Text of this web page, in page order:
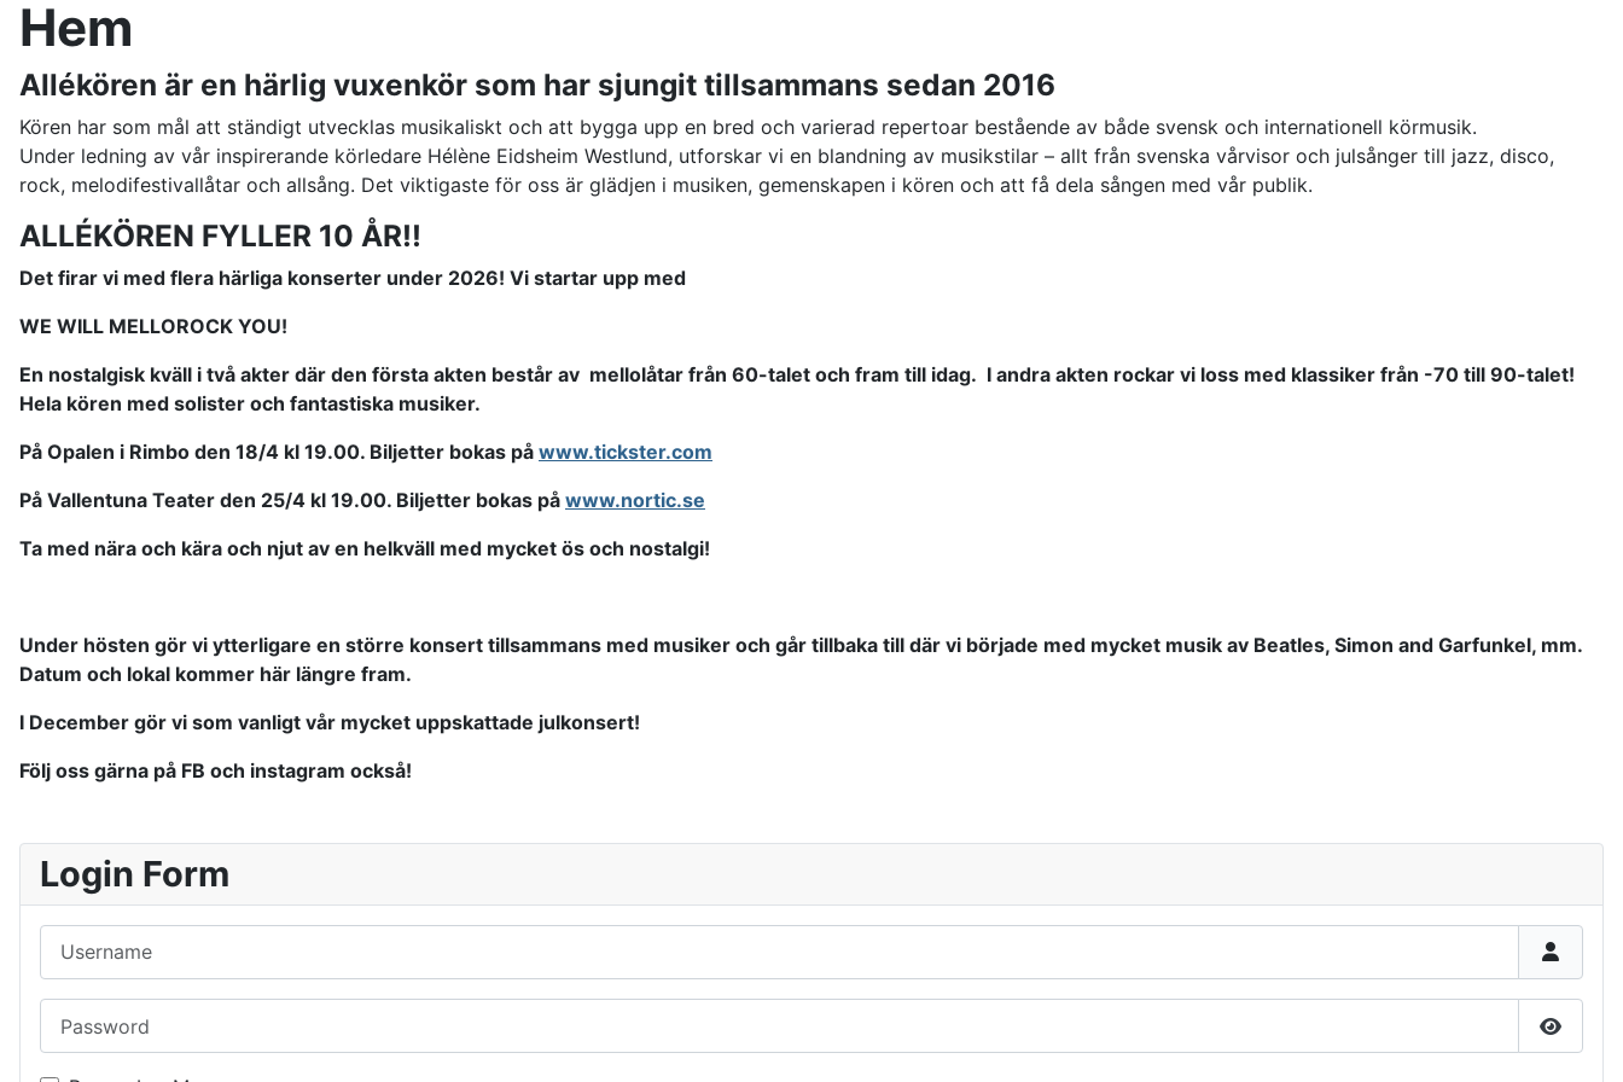
Hem
Allékören är en härlig vuxenkör som har sjungit tillsammans sedan 2016
Kören har som mål att ständigt utvecklas musikaliskt och att bygga upp en bred och varierad repertoar bestående av både svensk och internationell körmusik.
Under ledning av vår inspirerande körledare Hélène Eidsheim Westlund, utforskar vi en blandning av musikstilar – allt från svenska vårvisor och julsånger till jazz, disco,
rock, melodifestivallåtar och allsång. Det viktigaste för oss är glädjen i musiken, gemenskapen i kören och att få dela sången med vår publik.
ALLÉKÖREN FYLLER 10 ÅR!!
Det firar vi med flera härliga konserter under 2026! Vi startar upp med
WE WILL MELLOROCK YOU!
En nostalgisk kväll i två akter där den första akten består av mellolåtar från 60-talet och fram till idag. I andra akten rockar vi loss med klassiker från -70 till 90-talet!
Hela kören med solister och fantastiska musiker.
På Opalen i Rimbo den 18/4 kl 19.00. Biljetter bokas på www.tickster.com
På Vallentuna Teater den 25/4 kl 19.00. Biljetter bokas på www.nortic.se
Ta med nära och kära och njut av en helkväll med mycket ös och nostalgi!
Under hösten gör vi ytterligare en större konsert tillsammans med musiker och går tillbaka till där vi började med mycket musik av Beatles, Simon and Garfunkel, mm.
Datum och lokal kommer här längre fram.
I December gör vi som vanligt vår mycket uppskattade julkonsert!
Följ oss gärna på FB och instagram också!
Login Form
Show